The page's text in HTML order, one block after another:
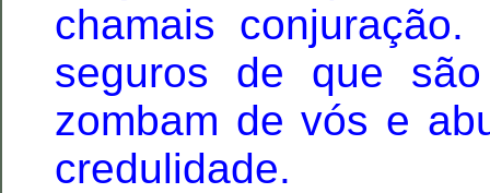
chamais
seguros de que
zombam de vós e
credulidade.